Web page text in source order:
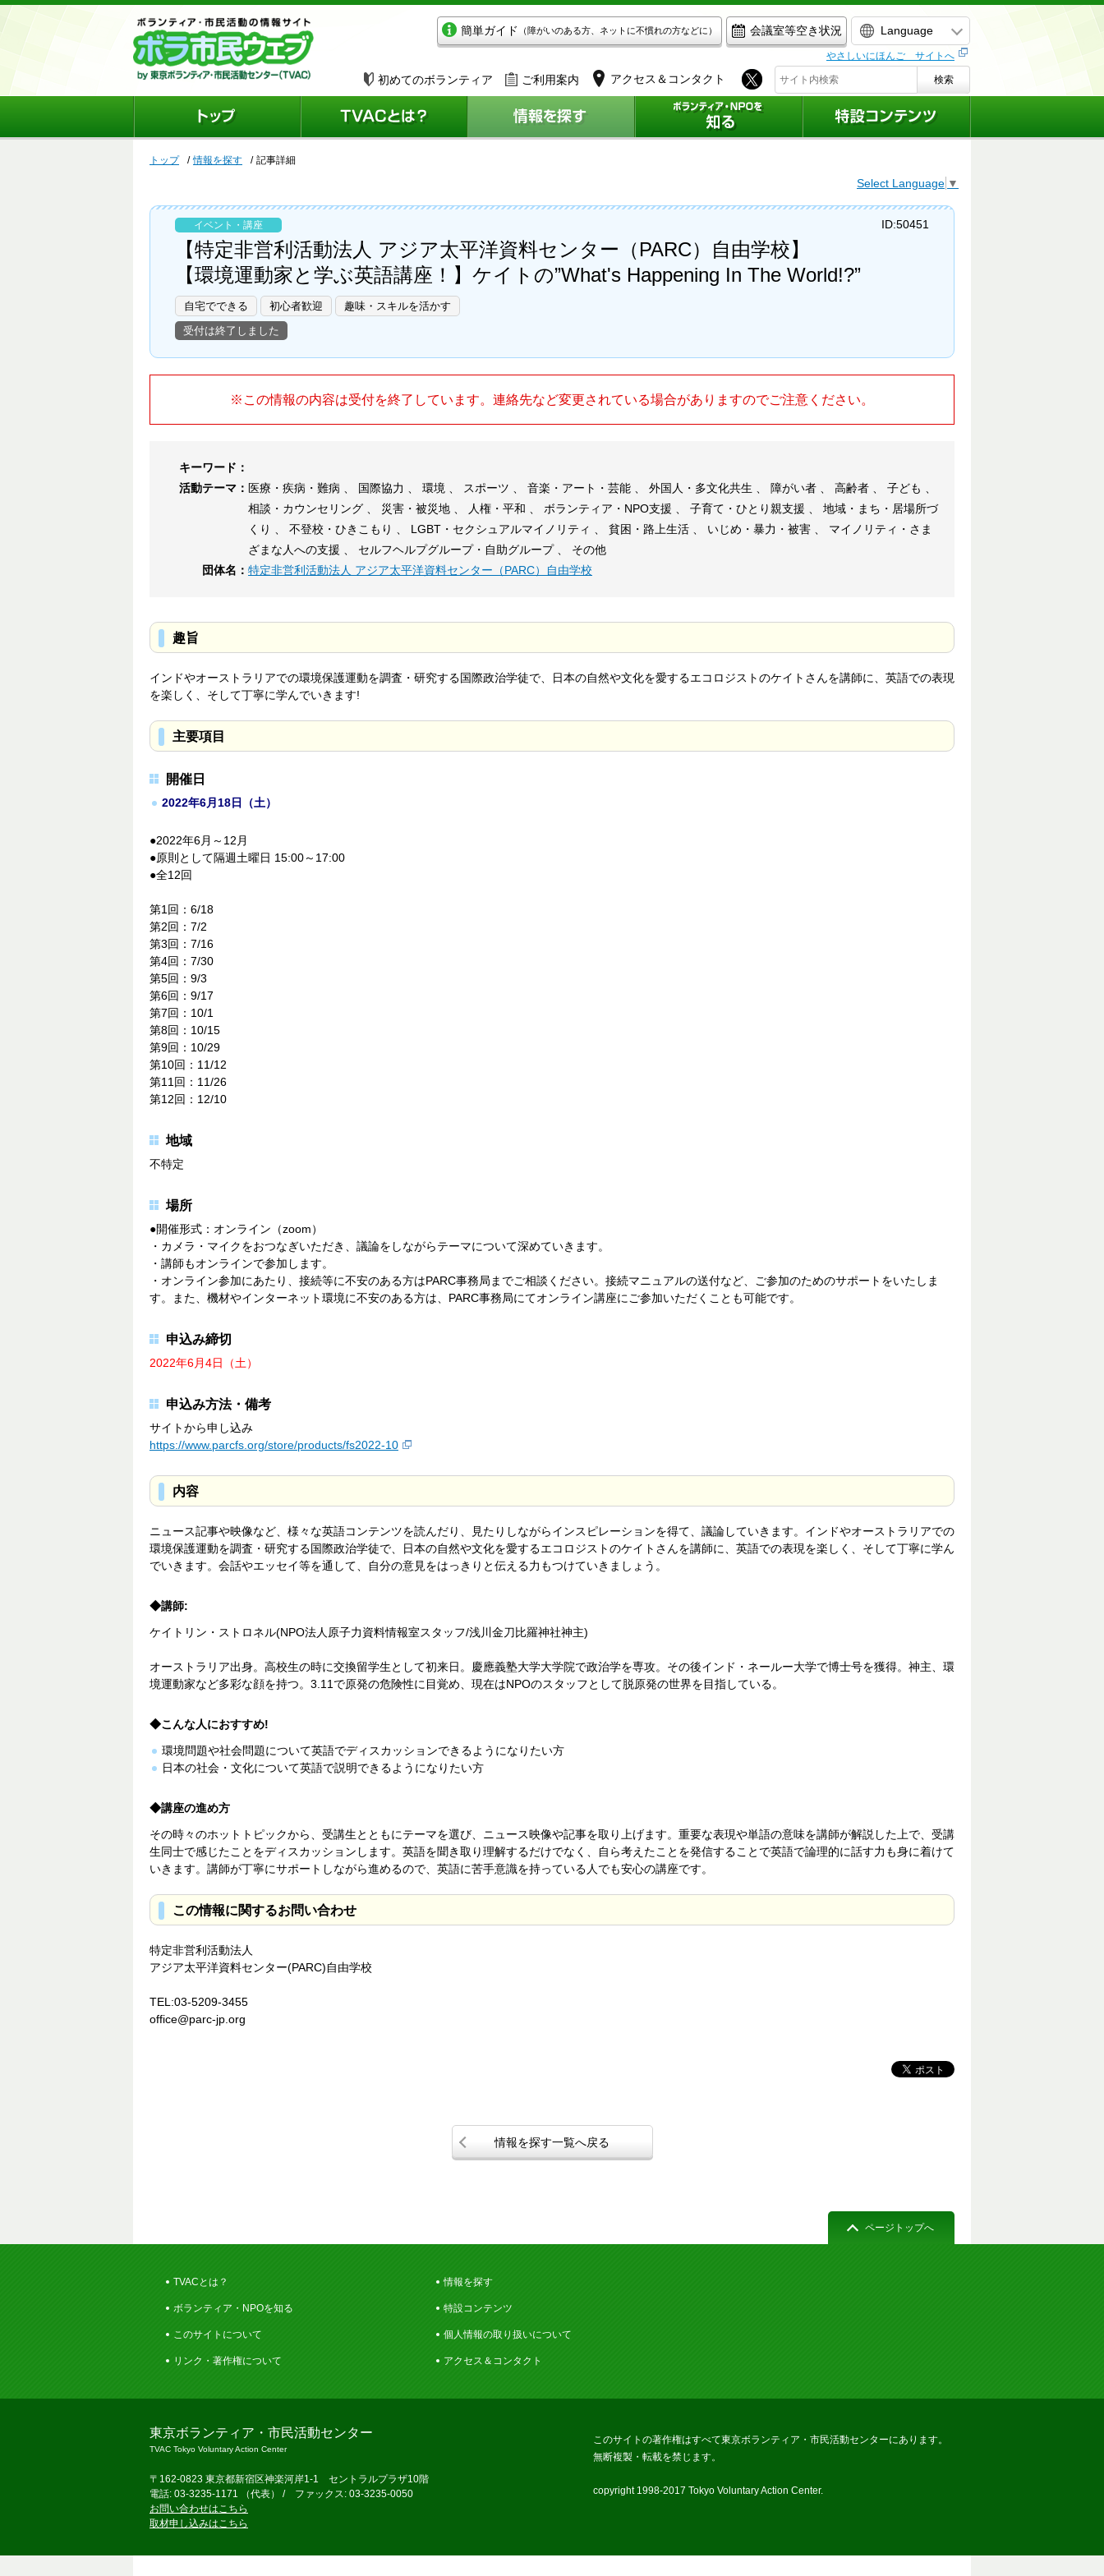
簡単ガイド （障がいのある方、ネットに不慣れの方などに） 会議室等空き状況 Language
やさしいにほんご サイトへ
初めてのボランティア ご利用案内 アクセス＆コンタクト 検索
トップ 情報を探す 記事詳細
Select Language ▼
イベント・講座
【特定非営利活動法人 アジア太平洋資料センター（PARC）自由学校】
【環境運動家と学ぶ英語講座！】ケイトの”What's Happening In The World!?”
自宅でできる 初心者歓迎
趣味・スキルを活かす
受付は終了しました
ID:50451
※この情報の内容は受付を終了しています。連絡先など変更されている場合がありますのでご注意ください。
キーワード：
活動テーマ： 医療・疾病・難病 、 国際協力 、 環境 、 スポーツ 、 音楽・アート・芸能 、 外国人・多文化共生 、 障がい者 、 高齢者 、 子ども 、
相談・カウンセリング 、 災害・被災地 、 人権・平和 、 ボランティア・NPO支援 、 子育て・ひとり親支援 、 地域・まち・居場所づ
くり 、 不登校・ひきこもり 、 LGBT・セクシュアルマイノリティ 、 貧困・路上生活 、 いじめ・暴力・被害 、 マイノリティ・さま
ざまな人への支援 、 セルフヘルプグループ・自助グループ 、 その他
団体名： 特定非営利活動法人 アジア太平洋資料センター（PARC）自由学校
趣旨
インドやオーストラリアでの環境保護運動を調査・研究する国際政治学徒で、日本の自然や文化を愛するエコロジストのケイトさんを講師に、英語での表現
を楽しく、そして丁寧に学んでいきます!
主要項目
開催日
2022年6月18日（土）
●2022年6月～12月
●原則として隔週土曜日 15:00～17:00
●全12回
第1回：6/18
第2回：7/2
第3回：7/16
第4回：7/30
第5回：9/3
第6回：9/17
第7回：10/1
第8回：10/15
第9回：10/29
第10回：11/12
第11回：11/26
第12回：12/10
地域
不特定
場所
●開催形式：オンライン（zoom）
・カメラ・マイクをおつなぎいただき、議論をしながらテーマについて深めていきます。
・講師もオンラインで参加します。
・オンライン参加にあたり、接続等に不安のある方はPARC事務局までご相談ください。接続マニュアルの送付など、ご参加のためのサポートをいたしま
す。また、機材やインターネット環境に不安のある方は、PARC事務局にてオンライン講座にご参加いただくことも可能です。
申込み締切
2022年6月4日（土）
申込み方法・備考
サイトから申し込み
https://www.parcfs.org/store/products/fs2022-10
内容
ニュース記事や映像など、様々な英語コンテンツを読んだり、見たりしながらインスピレーションを得て、議論していきます。インドやオーストラリアでの
環境保護運動を調査・研究する国際政治学徒で、日本の自然や文化を愛するエコロジストのケイトさんを講師に、英語での表現を楽しく、そして丁寧に学ん
でいきます。会話やエッセイ等を通して、自分の意見をはっきりと伝える力もつけていきましょう。
◆講師:
ケイトリン・ストロネル(NPO法人原子力資料情報室スタッフ/浅川金刀比羅神社神主)
オーストラリア出身。高校生の時に交換留学生として初来日。慶應義塾大学大学院で政治学を専攻。その後インド・ネールー大学で博士号を獲得。神主、環
境運動家など多彩な顔を持つ。3.11で原発の危険性に目覚め、現在はNPOのスタッフとして脱原発の世界を目指している。
◆こんな人におすすめ!
環境問題や社会問題について英語でディスカッションできるようになりたい方
日本の社会・文化について英語で説明できるようになりたい方
◆講座の進め方
その時々のホットトピックから、受講生とともにテーマを選び、ニュース映像や記事を取り上げます。重要な表現や単語の意味を講師が解説した上で、受講
生同士で感じたことをディスカッションします。英語を聞き取り理解するだけでなく、自ら考えたことを発信することで英語で論理的に話す力も身に着けて
いきます。講師が丁寧にサポートしながら進めるので、英語に苦手意識を持っている人でも安心の講座です。
この情報に関するお問い合わせ
特定非営利活動法人
アジア太平洋資料センター(PARC)自由学校
TEL:03-5209-3455
office@parc-jp.org
情報を探す一覧へ戻る
TVACとは？ 情報を探す
ボランティア・NPOを知る 特設コンテンツ
このサイトについて 個人情報の取り扱いについて
リンク・著作権について アクセス＆コンタクト
ページトップへ
東京ボランティア・市民活動センター
TVAC Tokyo Voluntary Action Center
〒162-0823 東京都新宿区神楽河岸1-1 セントラルプラザ10階
電話: 03-3235-1171 （代表） / ファックス: 03-3235-0050
お問い合わせはこちら
取材申し込みはこちら
このサイトの著作権はすべて東京ボランティア・市民活動センターにあります。
無断複製・転載を禁じます。
copyright 1998-2017 Tokyo Voluntary Action Center.